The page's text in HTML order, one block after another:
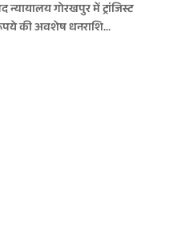
न्यायालय गोरखपुर में ट्रांजिस्ट
की अवशेष धनराशि…